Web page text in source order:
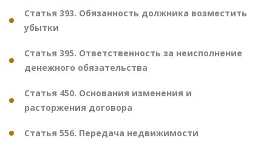
Статья 393. Обязанность должника возместить
убытки
Статья 395. Ответственность за неисполнение
денежного обязательства
Статья 450. Основания изменения и
расторжения договора
Статья 556. Передача недвижимости